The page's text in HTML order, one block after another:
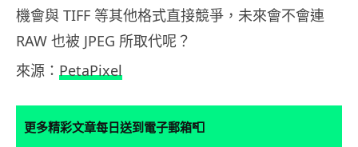
機會與 TIFF 等其他格式直接競爭，未來會不會連
RAW 也被 JPEG 所取代呢？
來源： PetaPixel
更多精彩文章每日送到電子郵箱📮